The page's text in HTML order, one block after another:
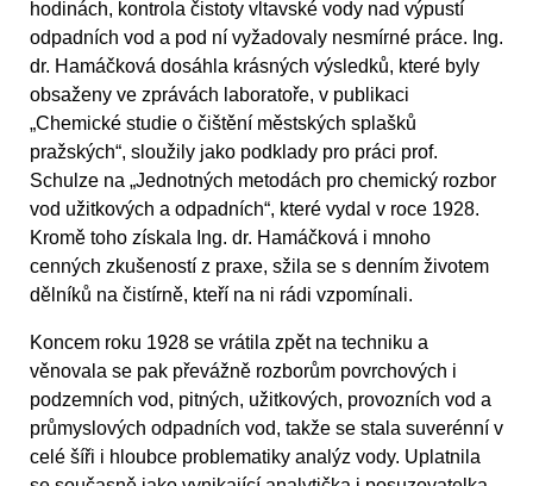
hodinách, kontrola čistoty vltavské vody nad výpustí
odpadních vod a pod ní vyžadovaly nesmírné práce. Ing.
dr. Hamáčková dosáhla krásných výsledků, které byly
obsaženy ve zprávách laboratoře, v publikaci
„Chemické studie o čištění městských splašků
pražských“, sloužily jako podklady pro práci prof.
Schulze na „Jednotných metodách pro chemický rozbor
vod užitkových a odpadních“, které vydal v roce 1928.
Kromě toho získala Ing. dr. Hamáčková i mnoho
cenných zkušeností z praxe, sžila se s denním životem
dělníků na čistírně, kteří na ni rádi vzpomínali.
Koncem roku 1928 se vrátila zpět na techniku a
věnovala se pak převážně rozborům povrchových i
podzemních vod, pitných, užitkových, provozních vod a
průmyslových odpadních vod, takže se stala suverénní v
celé šíři i hloubce problematiky analýz vody. Uplatnila